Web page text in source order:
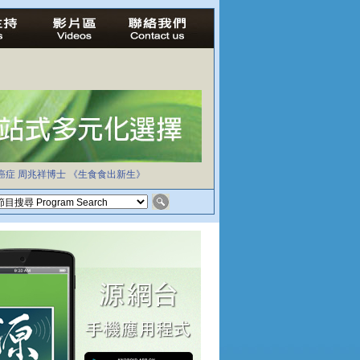
症 周兆祥博士 《生食食出新生》